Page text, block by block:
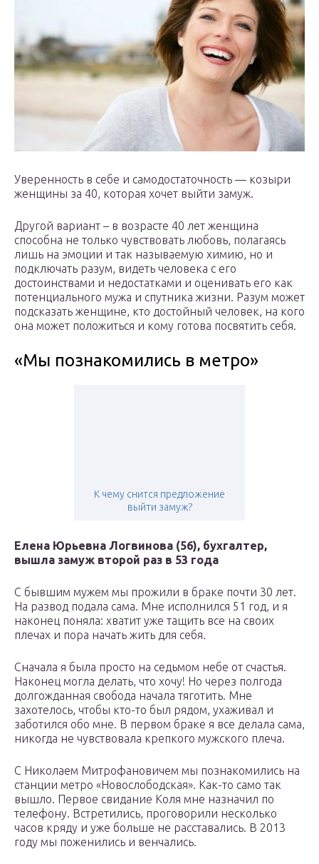
Уверенность в себе и самодостаточность — козыри
женщины за 40, которая хочет выйти замуж.
Другой вариант – в возрасте 40 лет женщина
способна не только чувствовать любовь, полагаясь
лишь на эмоции и так называемую химию, но и
подключать разум, видеть человека с его
достоинствами и недостатками и оценивать его как
потенциального мужа и спутника жизни. Разум может
подсказать женщине, кто достойный человек, на кого
она может положиться и кому готова посвятить себя.
«Мы познакомились в метро»
К чему снится предложение
выйти замуж?
Елена Юрьевна Логвинова (56), бухгалтер,
вышла замуж второй раз в 53 года
С бывшим мужем мы прожили в браке почти 30 лет.
На развод подала сама. Мне исполнился 51 год, и я
наконец поняла: хватит уже тащить все на своих
плечах и пора начать жить для себя.
Сначала я была просто на седьмом небе от счастья.
Наконец могла делать, что хочу! Но через полгода
долгожданная свобода начала тяготить. Мне
захотелось, чтобы кто-то был рядом, ухаживал и
заботился обо мне. В первом браке я все делала сама,
никогда не чувствовала крепкого мужского плеча.
С Николаем Митрофановичем мы познакомились на
станции метро «Новослободская». Как-то само так
вышло. Первое свидание Коля мне назначил по
телефону. Встретились, проговорили несколько
часов кряду и уже больше не расставались. В 2013
году мы поженились и венчались.